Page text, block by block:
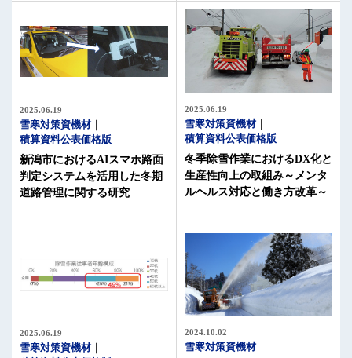
2025.06.19
雪寒対策資機材
積算資料公表価格版
新潟市におけるAIスマホ路面
判定システムを活用した冬期
道路管理に関する研究
2025.06.19
雪寒対策資機材
積算資料公表価格版
冬季除雪作業におけるDX化と
生産性向上の取組み～メンタ
ルヘルス対応と働き方改革～
2025.06.19
雪寒対策資機材
2024.10.02
雪寒対策資機材